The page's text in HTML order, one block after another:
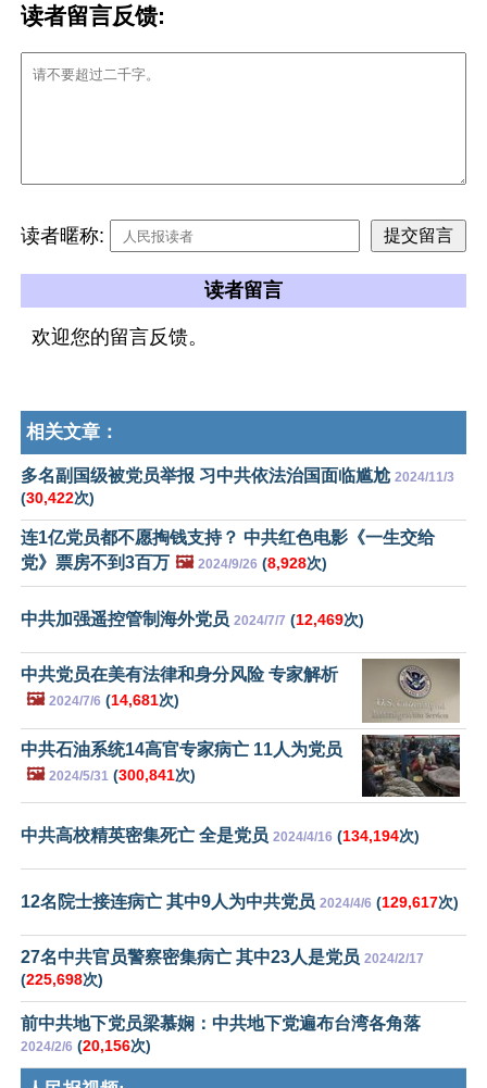
读者留言反馈:
读者暱称:
读者留言
欢迎您的留言反馈。
相关文章：
多名副国级被党员举报 习中共依法治国面临尴尬 2024/11/3
(30,422次)
连1亿党员都不愿掏钱支持？ 中共红色电影《一生交给
党》票房不到3百万 🖼️ 2024/9/26 (8,928次)
中共加强遥控管制海外党员 2024/7/7 (12,469次)
中共党员在美有法律和身分风险 专家解析
🖼️ 2024/7/6 (14,681次)
中共石油系统14高官专家病亡 11人为党员
🖼️ 2024/5/31 (300,841次)
中共高校精英密集死亡 全是党员 2024/4/16 (134,194次)
12名院士接连病亡 其中9人为中共党员 2024/4/6 (129,617次)
27名中共官员警察密集病亡 其中23人是党员 2024/2/17
(225,698次)
前中共地下党员梁慕娴：中共地下党遍布台湾各角落
2024/2/6 (20,156次)